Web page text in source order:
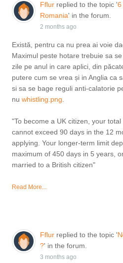
Fflurreplied to the topic '6
Romania' in the forum.
2 months ago
Există, pentru ca nu prea ai voie
Maximul peste hotare trebuie sa
zile pe anul in care aplici, din
putere cum se vrea și in Anglia ca
si sa se bage reguli anti-calatorie
nu whistling.png​​​​​​.
"To become a UK citizen, your
cannot exceed 90 days in the 12
applying. Your longer-term limit
maximum of 450 days in 5 years,
married to a British citizen"
Read More...
Fflurreplied to the topic '
?' in the forum.
3 months ago